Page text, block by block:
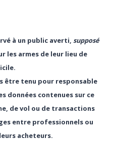
à un public averti, supposé
les armes de leur lieu de
être tenu pour responsable
données contenues sur ce
de vol ou de transactions
entre professionnels ou
acheteurs.